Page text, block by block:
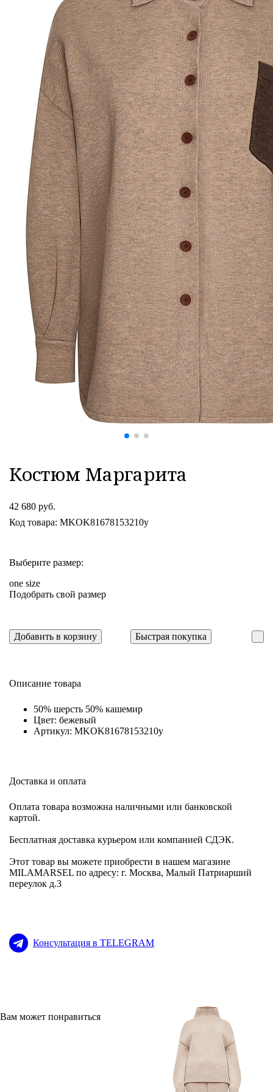
Костюм Маргарита
42 680 руб.
Код товара: MKOK81678153210y
Выберите размер:
one size
Подобрать свой размер
Добавить в корзину Быстрая покупка
Описание товара
50% шерсть 50% кашемир
Цвет: бежевый
Артикул: MKOK81678153210y
Доставка и оплата
Оплата товара возможна наличными или банковской
картой.
Бесплатная доставка курьером или компанией СДЭК.
Этот товар вы можете приобрести в нашем магазине
MILAMARSEL по адресу: г. Москва, Малый Патриарший
переулок д.3
Консультация в TELEGRAM
Вам может понравиться